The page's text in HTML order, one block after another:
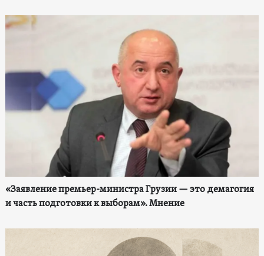
«Заявление премьер-министра Грузии — это демагогия
и часть подготовки к выборам». Мнение